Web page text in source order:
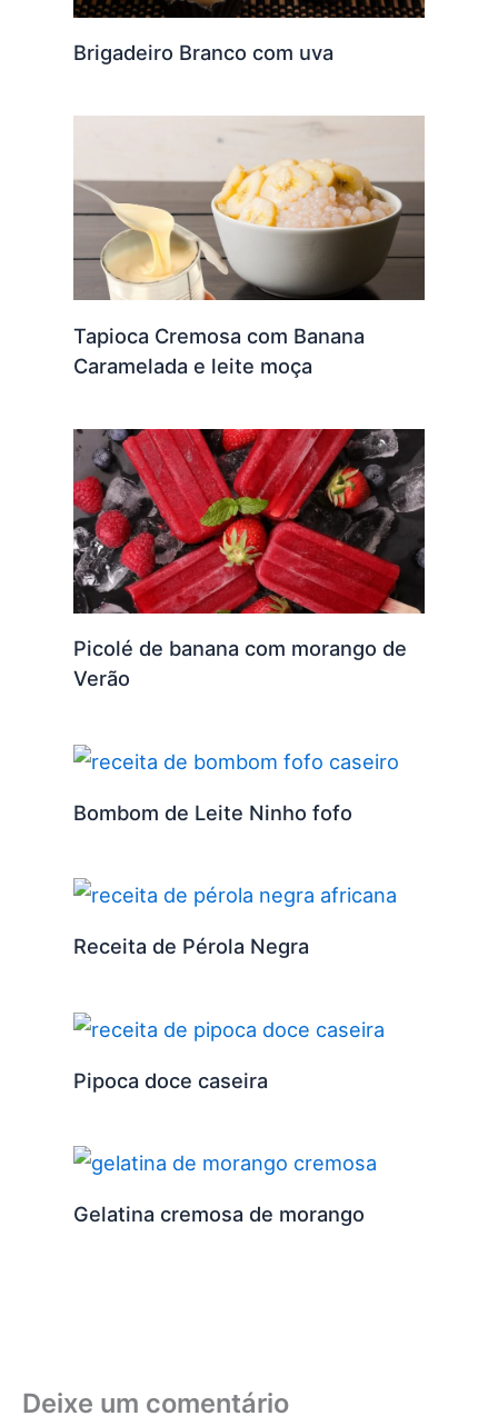
Brigadeiro Branco com uva
Tapioca Cremosa com Banana
Caramelada e leite moça
Picolé de banana com morango de
Verão
Bombom de Leite Ninho fofo
Receita de Pérola Negra
Pipoca doce caseira
Gelatina cremosa de morango
Deixe um comentário